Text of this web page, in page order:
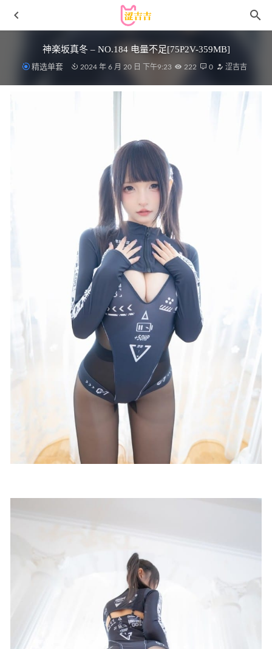
神楽坂真冬 – NO.184 电量不足[75P2V-359MB]
精选单套 2024 年 6 月 20 日 下午9:23 222 0 涩吉吉
CandyBall – Soft Easter[38P-157MB]
2025-04-25
女主K – NO.17 沉默的学姐[102P-742MB]
雨波_HaneAme – NO.458 Chained_Soldier_Fubuki_Azuma_魔
都精兵的奴隸_東_風舞希 [41P4V-418MB] 2026-05-16
阿半今天很开心 – NO.024 间谍过家家 约尔 [53P-739MB]
[YOUMI尤蜜荟]2021.08.27 VOL.686 朱可儿Flower[65+1P／
2023-01-04